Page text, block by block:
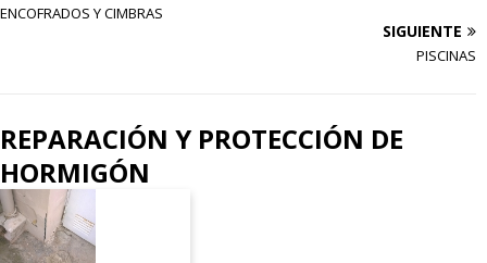
ENCOFRADOS Y CIMBRAS
SIGUIENTE
PISCINAS
REPARACIÓN Y PROTECCIÓN DE
HORMIGÓN